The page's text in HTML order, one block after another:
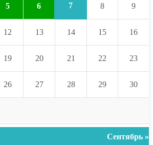
5 6 7 8 9
12 13 14 15 16
19 20 21 22 23
26 27 28 29 30
Сентябрь »